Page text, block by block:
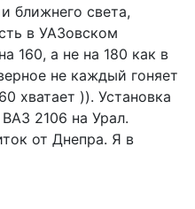
ближнего света,
в УАЗовском
160, а не на 180 как в
не каждый гоняет
хватает )). Установка
2106 на Урал.
от Днепра. Я в